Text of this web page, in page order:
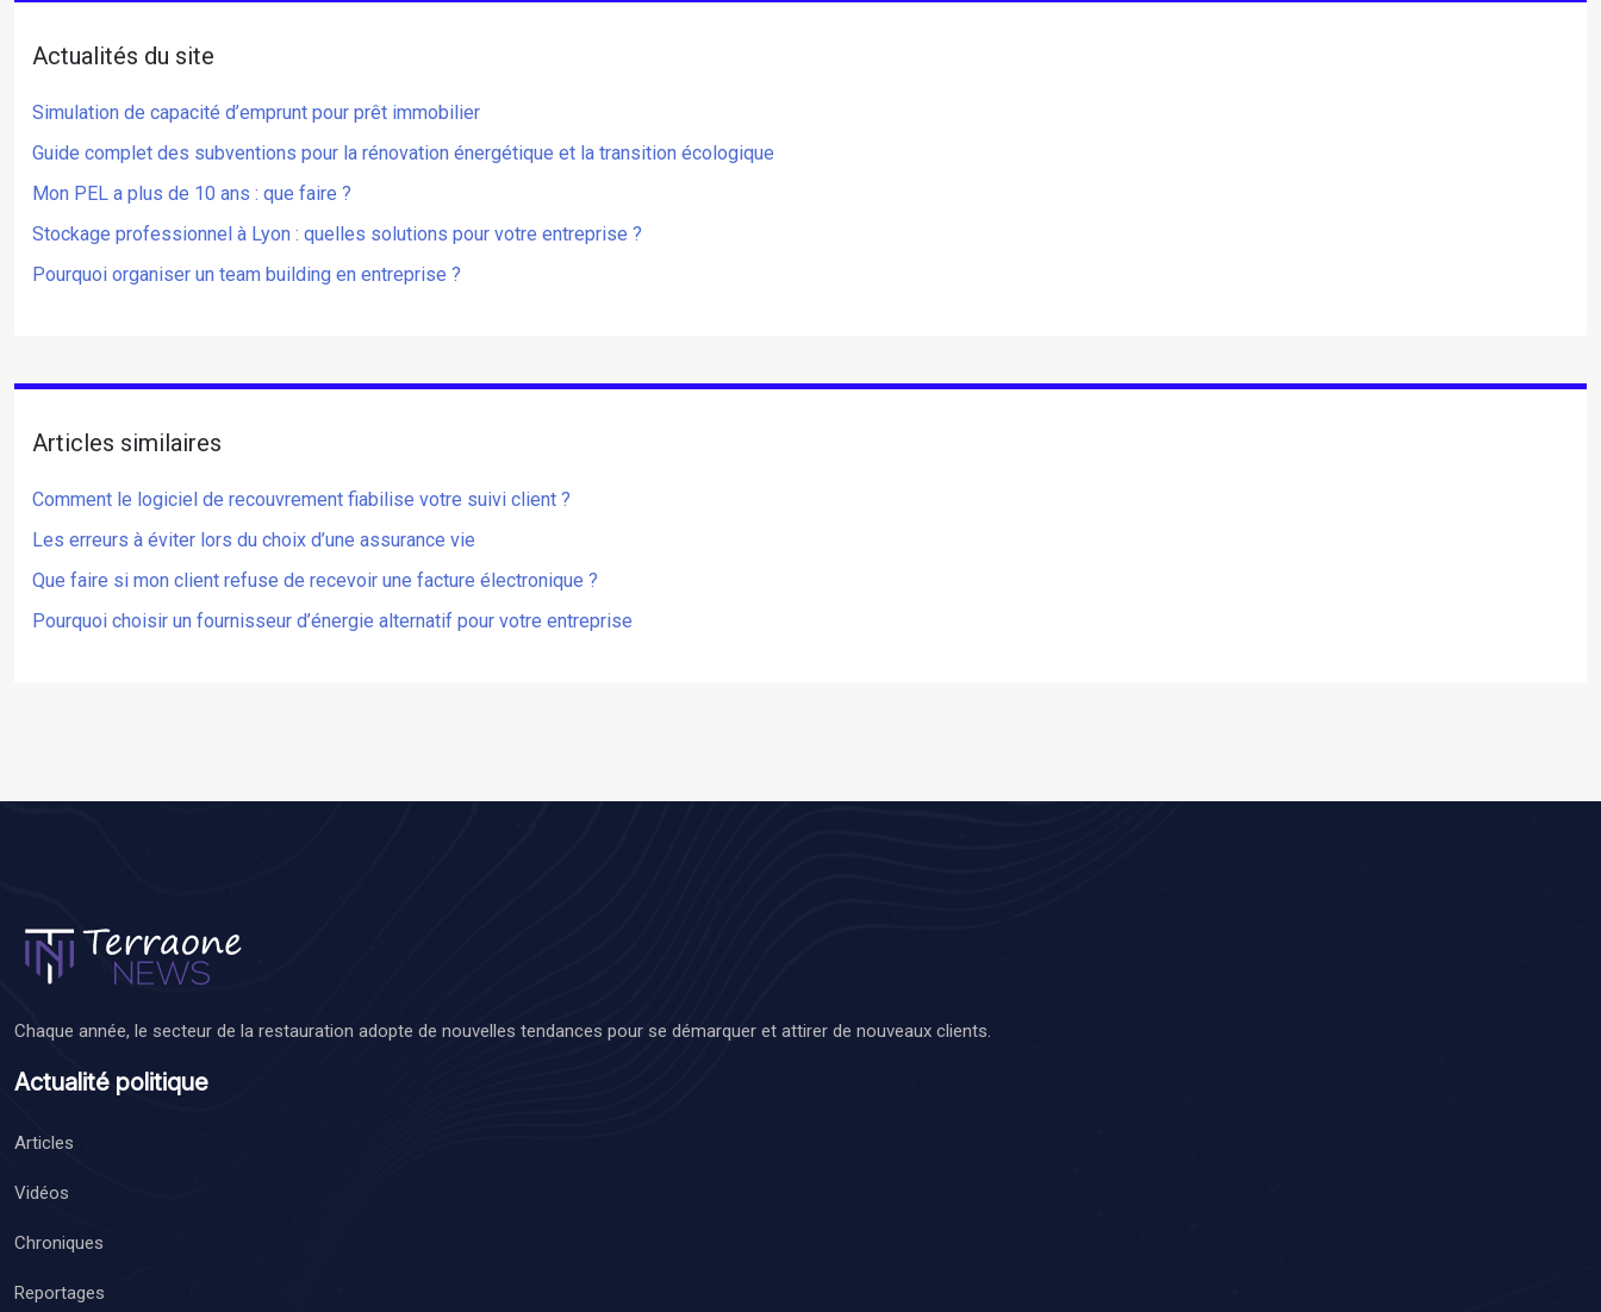
Actualités du site
Simulation de capacité d’emprunt pour prêt immobilier
Guide complet des subventions pour la rénovation énergétique et la transition écologique
Mon PEL a plus de 10 ans : que faire ?
Stockage professionnel à Lyon : quelles solutions pour votre entreprise ?
Pourquoi organiser un team building en entreprise ?
Articles similaires
Comment le logiciel de recouvrement fiabilise votre suivi client ?
Les erreurs à éviter lors du choix d’une assurance vie
Que faire si mon client refuse de recevoir une facture électronique ?
Pourquoi choisir un fournisseur d’énergie alternatif pour votre entreprise
Chaque année, le secteur de la restauration adopte de nouvelles tendances pour se démarquer et attirer de nouveaux clients.
Actualité politique
Articles
Vidéos
Chroniques
Reportages